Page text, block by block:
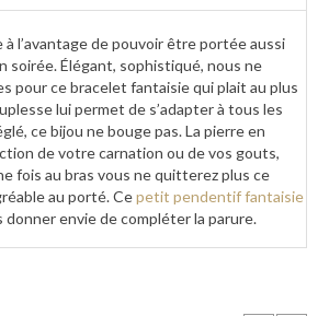
l’avantage de pouvoir être portée aussi
soirée. Élégant, sophistiqué, nous ne
pour ce bracelet fantaisie qui plait au plus
lui permet de s’adapter à tous les
ce bijou ne bouge pas. La pierre en
de votre carnation ou de vos gouts,
fois au bras vous ne quitterez plus ce
au porté. Cepetit pendentif fantaisie
donner envie de compléter la parure.